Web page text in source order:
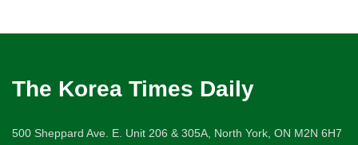
The Korea Times Daily
500 Sheppard Ave. E. Unit 206 & 305A, North York, ON M2N 6H7